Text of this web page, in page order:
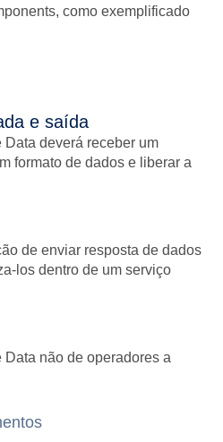
como exemplificado
e saída
deverá receber um
formato de dados e liberar a
de enviar resposta de dados
los dentro de um serviço
não de operadores a